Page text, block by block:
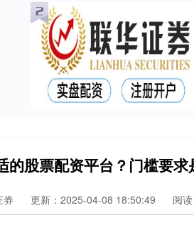
的股票配资平台？门槛要求
券 更新：2025-04-08 18:50:49 阅